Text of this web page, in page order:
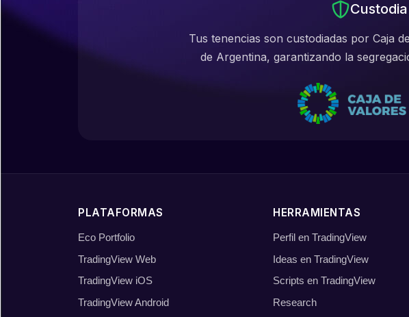
Tus tenencias son custodiadas por Caja
de Argentina, garantizando la
PLATAFORMAS
Eco Portfolio
TradingView Web
TradingView iOS
TradingView Android
HERRAMIENTAS
Perfil en TradingView
Ideas en TradingView
Scripts en TradingView
Research